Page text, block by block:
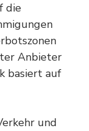
die
Anbieter
basiert auf
und